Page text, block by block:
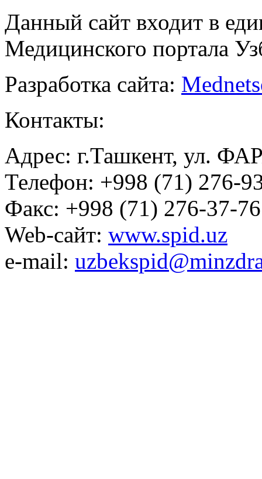
Данный сайт входит в
Медицинского портала
Разработка сайта:
Контакты:
Адрес: г.Ташкент, ул.
Телефон: +998 (71) 276-
Факс: +998 (71) 276-37-76
Web-сайт: www.spid.uz
e-mail: